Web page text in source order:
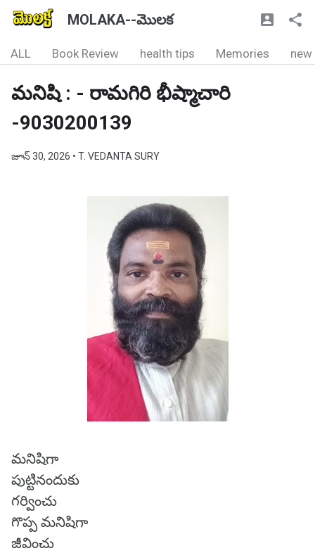
MOLAKA--మొలక
ALL Book Review health tips Memories new
మనిషి : - రామగిరి భీష్మాచారి
-9030200139
జూన్ 30, 2026 • T. VEDANTA SURY
మనిషిగా
పుట్టినందుకు
గర్వించు
గొప్ప మనిషిగా
జీవించు